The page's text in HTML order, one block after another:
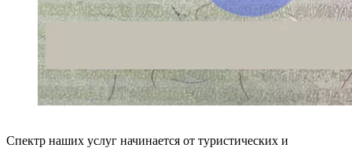
Спектр наших услуг начинается от туристических и